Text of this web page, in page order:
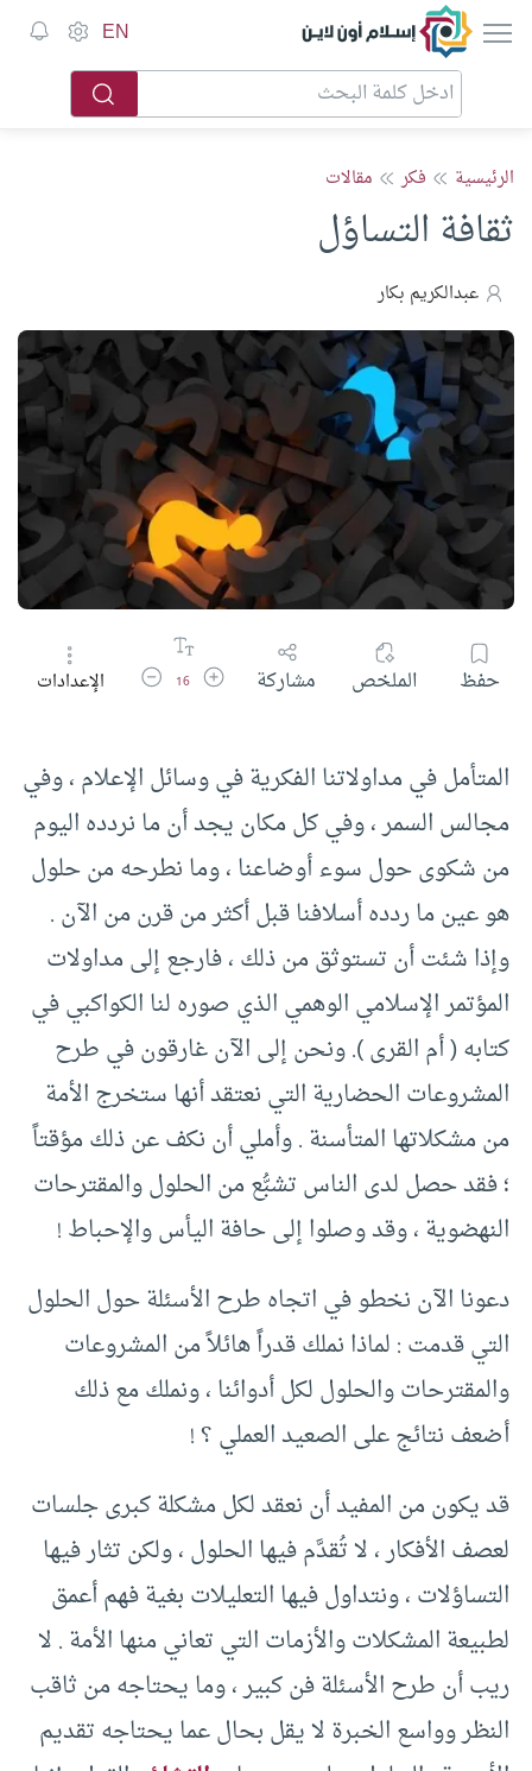
إسلام أون لاين EN
الرئيسية فكر مقالات
ثقافة التساؤل
عبدالكريم بكار
حفظ الملخص مشاركة زيادة حجم الخط
16 تقليل حجم الخط
الإعدادات
المتأمل في مداولاتنا الفكرية في وسائل الإعلام ، وفي
مجالس السمر ، وفي كل مكان يجد أن ما نردده اليوم
من شكوى حول سوء أوضاعنا ، وما نطرحه من حلول
هو عين ما ردده أسلافنا قبل أكثر من قرن من الآن .
وإذا شئت أن تستوثق من ذلك ، فارجع إلى مداولات
المؤتمر الإسلامي الوهمي الذي صوره لنا الكواكبي في
كتابه ( أم القرى ). ونحن إلى الآن غارقون في طرح
المشروعات الحضارية التي نعتقد أنها ستخرج الأمة
من مشكلاتها المتأسنة . وأملي أن نكف عن ذلك مؤقتاً
؛ فقد حصل لدى الناس تشبُّع من الحلول والمقترحات
النهضوية ، وقد وصلوا إلى حافة اليأس والإحباط !
دعونا الآن نخطو في اتجاه طرح الأسئلة حول الحلول
التي قدمت : لماذا نملك قدراً هائلاً من المشروعات
والمقترحات والحلول لكل أدوائنا ، ونملك مع ذلك
أضعف نتائج على الصعيد العملي ؟ !
قد يكون من المفيد أن نعقد لكل مشكلة كبرى جلسات
لعصف الأفكار ، لا تُقدَّم فيها الحلول ، ولكن تثار فيها
التساؤلات ، ونتداول فيها التعليلات بغية فهم أعمق
لطبيعة المشكلات والأزمات التي تعاني منها الأمة . لا
ريب أن طرح الأسئلة فن كبير ، وما يحتاجه من ثاقب
النظر وواسع الخبرة لا يقل بحال عما يحتاجه تقديم